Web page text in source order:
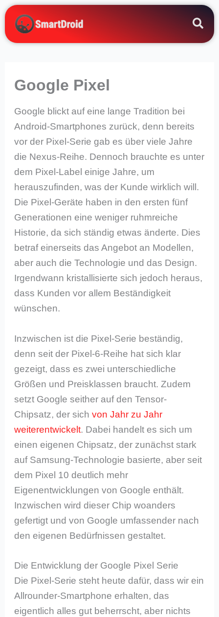
Zum
Inhalt
springen
Google Pixel
Google blickt auf eine lange Tradition bei
Android-Smartphones zurück, denn bereits
vor der Pixel-Serie gab es über viele Jahre
die Nexus-Reihe. Dennoch brauchte es unter
dem Pixel-Label einige Jahre, um
herauszufinden, was der Kunde wirklich will.
Die Pixel-Geräte haben in den ersten fünf
Generationen eine weniger ruhmreiche
Historie, da sich ständig etwas änderte. Dies
betraf einerseits das Angebot an Modellen,
aber auch die Technologie und das Design.
Irgendwann kristallisierte sich jedoch heraus,
dass Kunden vor allem Beständigkeit
wünschen.
Inzwischen ist die Pixel-Serie beständig,
denn seit der Pixel-6-Reihe hat sich klar
gezeigt, dass es zwei unterschiedliche
Größen und Preisklassen braucht. Zudem
setzt Google seither auf den Tensor-
Chipsatz, der sichvon Jahr zu Jahr
weiterentwickelt. Dabei handelt es sich um
einen eigenen Chipsatz, der zunächst stark
auf Samsung-Technologie basierte, aber seit
dem Pixel 10 deutlich mehr
Eigenentwicklungen von Google enthält.
Inzwischen wird dieser Chip woanders
gefertigt und von Google umfassender nach
den eigenen Bedürfnissen gestaltet.
Die Entwicklung der Google Pixel Serie
Die Pixel-Serie steht heute dafür, dass wir ein
Allrounder-Smartphone erhalten, das
eigentlich alles gut beherrscht, aber nichts